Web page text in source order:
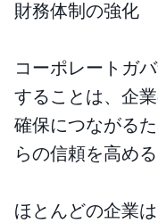
財務体制の強化
コーポレートガ
することは、企
確保につながる
らの信頼を高め
ほとんどの企業